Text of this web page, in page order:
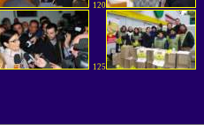
120
125